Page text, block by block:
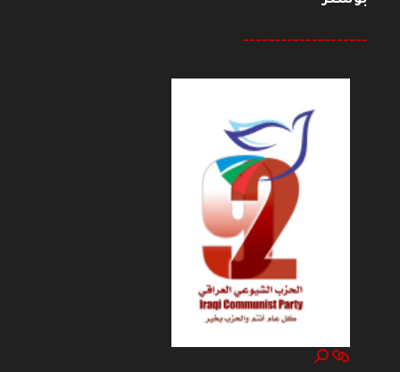
--------------------